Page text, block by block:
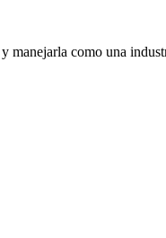
como una